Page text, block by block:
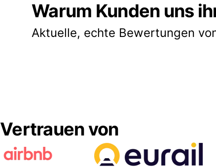
Warum Kunden uns
Aktuelle, echte Bewertungen
Vertrauen von